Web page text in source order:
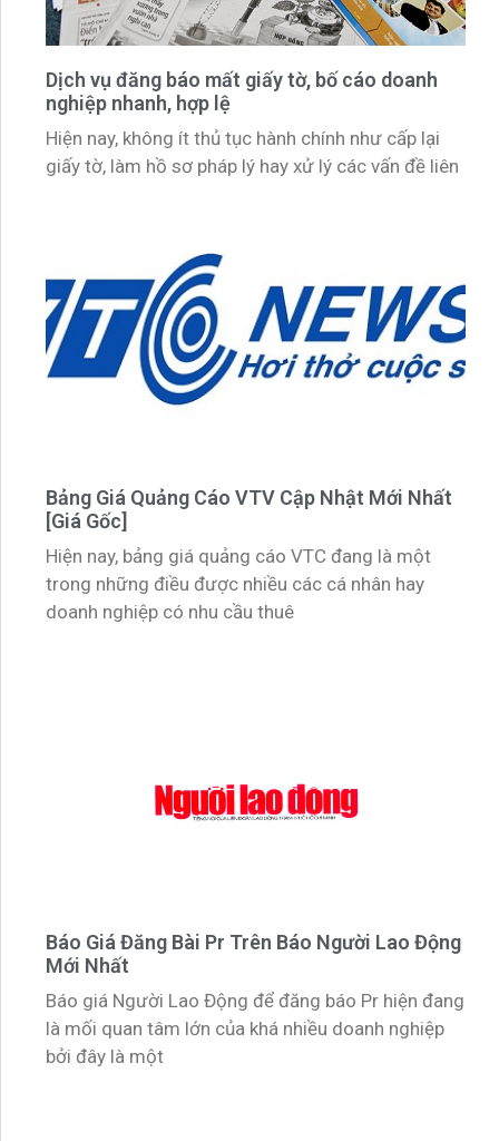
Dịch vụ đăng báo mất giấy tờ, bố cáo doanh
nghiệp nhanh, hợp lệ
Hiện nay, không ít thủ tục hành chính như cấp lại
giấy tờ, làm hồ sơ pháp lý hay xử lý các vấn đề liên
Bảng Giá Quảng Cáo VTV Cập Nhật Mới Nhất
[Giá Gốc]
Hiện nay, bảng giá quảng cáo VTC đang là một
trong những điều được nhiều các cá nhân hay
doanh nghiệp có nhu cầu thuê
Báo Giá Đăng Bài Pr Trên Báo Người Lao Động
Mới Nhất
Báo giá Người Lao Động để đăng báo Pr hiện đang
là mối quan tâm lớn của khá nhiều doanh nghiệp
bởi đây là một